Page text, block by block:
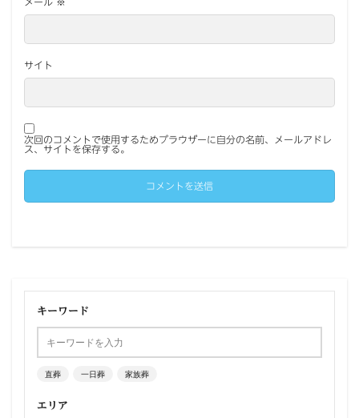
サイト
次回のコメントで使用するためブラウザーに自分の名前、メールアドレ
ス、サイトを保存する。
キーワード
直葬 一日葬 家族葬
エリア